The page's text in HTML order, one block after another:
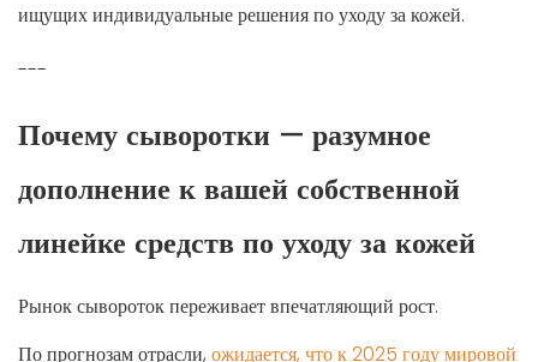
ищущих индивидуальные решения по уходу за кожей.
---
Почему сыворотки — разумное
дополнение к вашей собственной
линейке средств по уходу за кожей
Рынок сывороток переживает впечатляющий рост.
По прогнозам отрасли, ожидается, что к 2025 году мировой